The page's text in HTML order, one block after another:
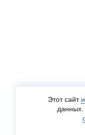
Этот сайт
данных.